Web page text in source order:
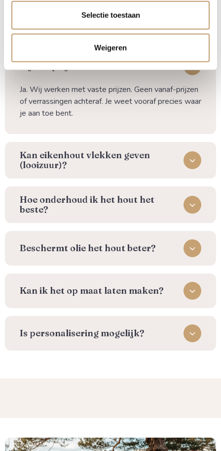
Selectie toestaan
Weigeren
voor de montage? Neem gerust contact met ons op, we
denken graag met je mee om tot het mooiste resultaat te
komen.
⁠Zijn de prijzen inclusief alles?
Ja. Wij werken met vaste prijzen. Geen vanaf-prijzen
of verrassingen achteraf. Je weet vooraf precies waar
je aan toe bent.
Kan eikenhout vlekken geven
(looizuur)?
⁠Hoe onderhoud ik het hout het
beste?
Beschermt olie het hout beter?
Kan ik het op maat laten maken?
Is personalisering mogelijk?